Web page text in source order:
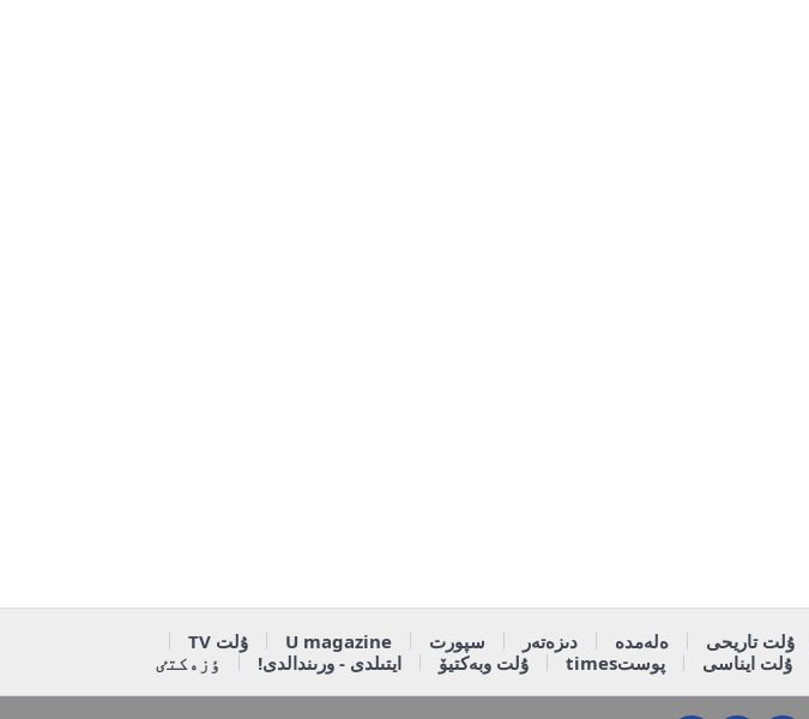
ۇلت تاريحى ەلەمدە دىزەتەر سپورت U magazine
ۇلت TV
ۇلت ايناسى پوستtimes ۇلت وبەكتيۆ ايتىلدى - ورىندالدى! ٶزەكتٸ